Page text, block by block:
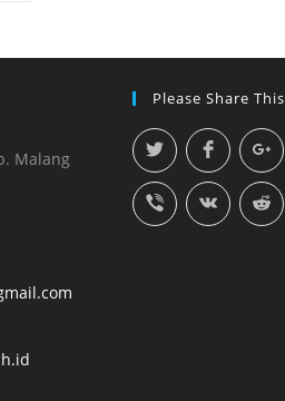
Malang
Please Share This